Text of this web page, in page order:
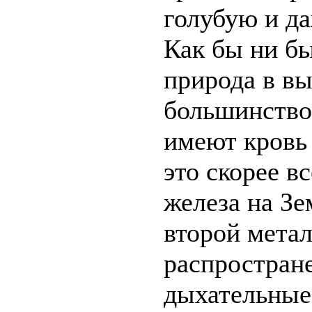
голубую и
Как бы ни
природа в
имеют
это скорее
железа на
второй